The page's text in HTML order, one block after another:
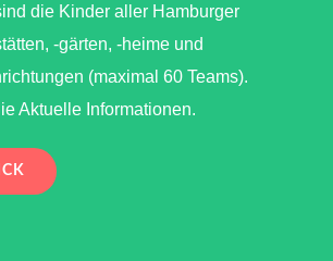
die Kinder aller Hamburger
-gärten, -heime und
(maximal 60 Teams).
Aktuelle Informationen.